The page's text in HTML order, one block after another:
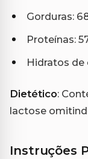
Gorduras:
Proteínas:
Hidratos de
Dietético:
lactose
Instruções